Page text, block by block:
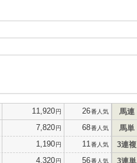
11,920円 26番人気
7,820円 68番人気
1,190円 11 番人気
4,320円 56番人気
馬連
馬単
3連複
3連単